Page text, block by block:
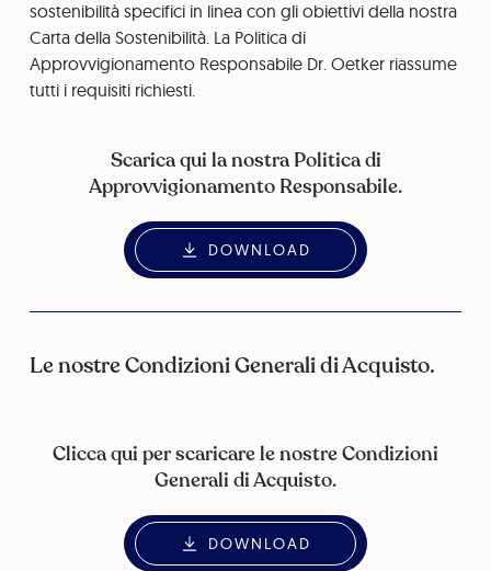
sostenibilità specifici in linea con gli obiettivi della nostra
Carta della Sostenibilità. La Politica di
Approvvigionamento Responsabile Dr. Oetker riassume
tutti i requisiti richiesti.
Scarica qui la nostra Politica di
Approvvigionamento Responsabile.
DOWNLOAD
Le nostre Condizioni Generali di Acquisto.
Clicca qui per scaricare le nostre Condizioni
Generali di Acquisto.
DOWNLOAD